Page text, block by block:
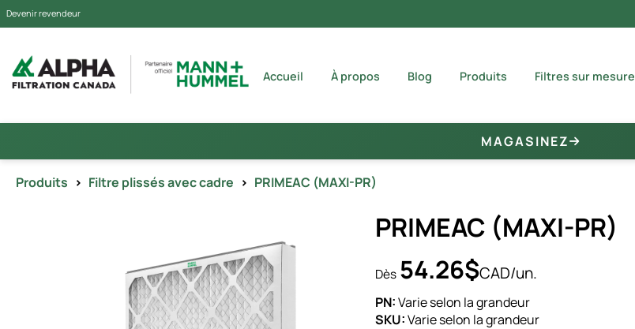
Devenir revendeur
Accueil À propos Blog Produits Filtres sur mesure
MAGASINEZ
Produits > Filtre plissés avec cadre > PRIMEAC (MAXI-PR)
PRIMEAC (MAXI-PR)
Dès 54.26$CAD/un.
PN:Varie selon la grandeur
SKU:Varie selon la grandeur